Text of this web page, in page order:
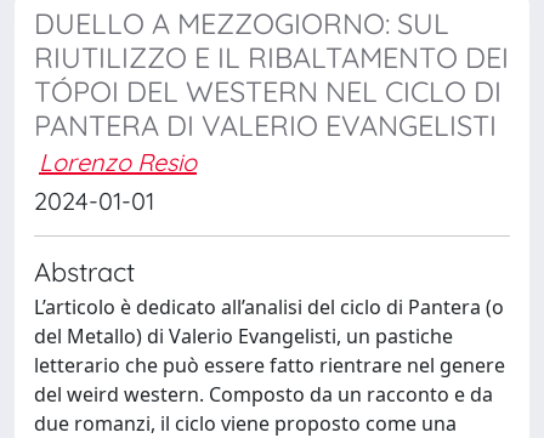
DUELLO A MEZZOGIORNO: SUL
RIUTILIZZO E IL RIBALTAMENTO DEI
TÓPOI DEL WESTERN NEL CICLO DI
PANTERA DI VALERIO EVANGELISTI
Lorenzo Resio
2024-01-01
Abstract
L’articolo è dedicato all’analisi del ciclo di Pantera (o
del Metallo) di Valerio Evangelisti, un pastiche
letterario che può essere fatto rientrare nel genere
del weird western. Composto da un racconto e da
due romanzi, il ciclo viene proposto come una